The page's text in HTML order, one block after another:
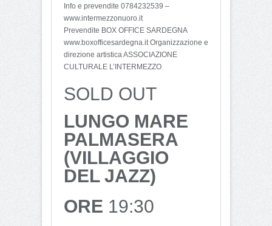
Info e prevendite 0784232539 –
www.intermezzonuoro.it
Prevendite BOX OFFICE SARDEGNA
www.boxofficesardegna.it Organizzazione e
direzione artistica ASSOCIAZIONE
CULTURALE L’INTERMEZZO
SOLD OUT
LUNGO MARE
PALMASERA
(VILLAGGIO
DEL JAZZ)
ORE 19:30